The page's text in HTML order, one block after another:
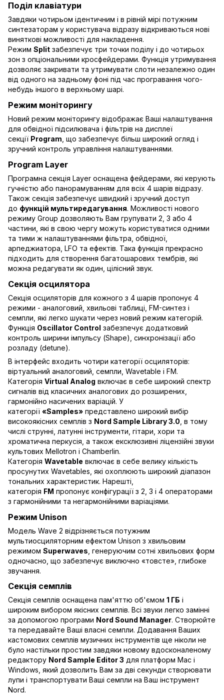
Поділ клавіатури
Завдяки чотирьом ідентичним і в рівній мірі потужним
синтезаторам у користувача відразу відкриваються нові
виняткові можливості для накладення.
Режим Split забезпечує три точки поділу і до чотирьох
зон з опціональними кросфейдерами. Функція утримування
дозволяє закривати та утримувати слоти незалежно один
від одного на задньому фоні під час програвання чого-
небудь іншого в верхньому шарі.
Режим моніторингу
Новий режим моніторингу відображає Ваші налаштування
для обвідної підсилювача і фільтрів на дисплеї
секції Program , що забезпечує більш широкий огляд і
зручний контроль управління налаштуваннями.
Program Layer
Програмна секція Layer оснащена фейдерами, які керують
гучністю або панорамуванням для всіх 4 шарів відразу.
Також секція забезпечує швидкий і зручний доступ
до функцій мультиредагування. Можливості нового
режиму Group дозволяють Вам групувати 2, 3 або 4
частини, які в свою чергу можуть користуватися одними
та тими ж налаштуваннями фільтра, обвідної,
арпеджиатора, LFO та ефектів. Така функція прекрасно
підходить для створення багатошарових тембрів, які
можна редагувати як один, цілісний звук.
Секція осцилятора
Секція осциляторів для кожного з 4 шарів пропонує 4
режими - аналоговий, хвильові таблиці, FM-синтез і
семпли, які легко шукати через новий режим категорій.
Функція Oscillator Control забезпечує додатковий
контроль ширини імпульсу (Shape), синхронізації або
розладу (detune).
В інтерфейс входить чотири категорії осциляторів:
віртуальний аналоговий, семпли, Wavetable і FM.
Категорія Virtual Analog включає в себе широкий спектр
сигналів від класичних аналогових до розширених,
гармонійно насичених варіацій. У
категорії «Samples» представлено широкий вибір
високоякісних семплів з Nord Sample Library 3.0 , в тому
числі струнні, латунні інструменти, гітари, хори та
хроматична перкусія, а також ексклюзивні ліцензійні звуки
культових Mellotron і Chamberlin.
Категорія Wavetable включає в себе велику кількість
просунутих Wavetables, які охоплюють широкий діапазон
тональних характеристик. Нарешті,
категорія FM пропонує конфігурації з 2, 3 і 4 операторами
з гармонійними та негармонійними варіаціями.
Режим Unison
Модель Wave 2 відрізняється потужним
мультиосциляторним ефектом Unison з хвильовим
режимом Superwaves , генеруючим сотні хвильових форм
одночасно, що забезпечує виключно «товсте», глибоке
звучання.
Секція семплів
Секція семплів оснащена пам'яттю об'ємом 1 ГБ і
широким вибором якісних семплів. Всі звуки легко замінні
за допомогою програми Nord Sound Manager. Створюйте
та передавайте Ваші власні семпли. Додавання Ваших
кастомових семплів музичних інструментів ще ніколи не
було настільки простим завдяки новому вдосконаленому
редактору Nord Sample Editor 3 для платформ Mac і
Windows, який дозволить Вам за дві секунди створювати
лупи і транспортувати Ваші семпли на Ваш інструмент
Nord.